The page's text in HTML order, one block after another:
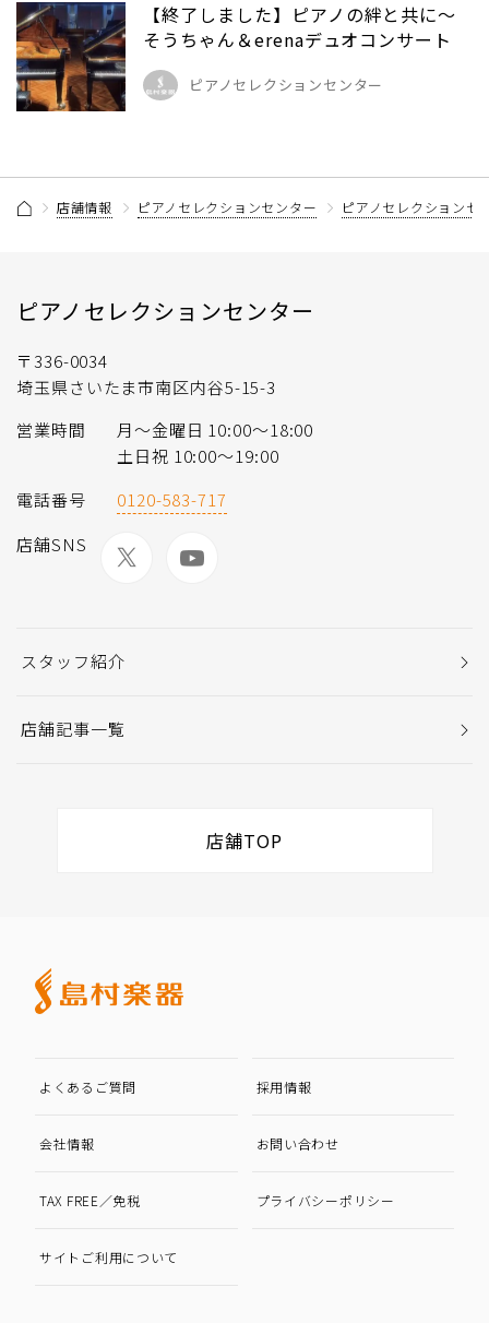
【終了しました】ピアノの絆と共に～
そうちゃん＆erenaデュオコンサート
ピアノセレクションセンター
店舗情報 ピアノセレクションセンター ピアノセレクションセ
ピアノセレクションセンター
〒336-0034
埼玉県さいたま市南区内谷5-15-3
営業時間
月〜金曜日 10:00〜18:00
土日祝 10:00〜19:00
電話番号
0120-583-717
店舗SNS
スタッフ紹介
店舗記事一覧
店舗TOP
よくあるご質問 採用情報
会社情報 お問い合わせ
TAX FREE／免税 プライバシーポリシー
サイトご利用について